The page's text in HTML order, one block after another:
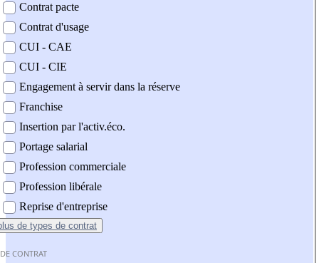
Contrat pacte
Contrat d'usage
CUI - CAE
CUI - CIE
Engagement à servir dans la réserve
Franchise
Insertion par l'activ.éco.
Portage salarial
Profession commerciale
Profession libérale
Reprise d'entreprise
de types de contrat
CONTRAT